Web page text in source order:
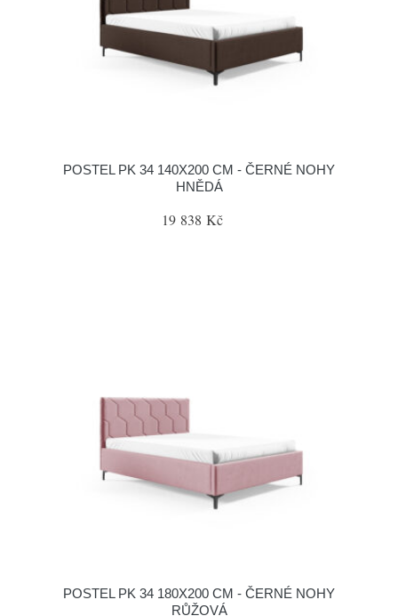
POSTEL PK 34 140X200 CM - ČERNÉ NOHY
HNĚDÁ
19 838 Kč
POSTEL PK 34 180X200 CM - ČERNÉ NOHY
RŮŽOVÁ